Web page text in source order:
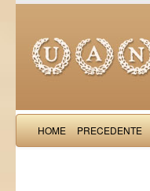
HOME PRECEDENTE